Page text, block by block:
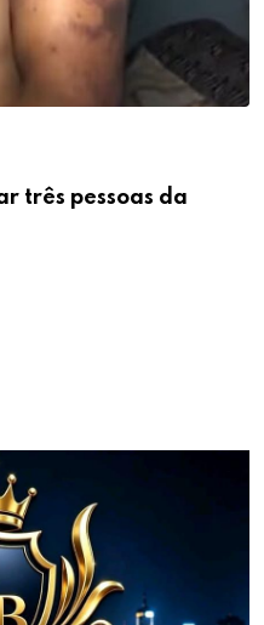
três pessoas da